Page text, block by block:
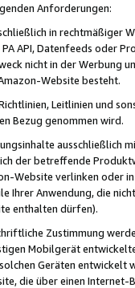
Anforderungen:
in rechtmäßiger
API, Datenfeeds oder
nicht in der Werbung
Website besteht.
Leitlinien und
Bezug genommen wird.
ausschließlich
der betreffende
Website verlinken oder
Ihrer Anwendung, die
enthalten dürfen).
Zustimmung
Mobilgerät
Geräten
die über einen